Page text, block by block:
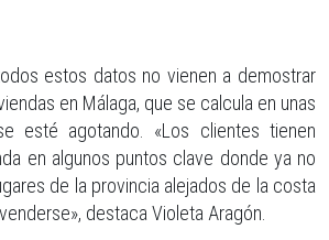
estos datos no vienen a demostrar
en Málaga, que se calcula en unas
esté agotando. «Los clientes tienen
en algunos puntos clave donde ya no
de la provincia alejados de la costa
destaca Violeta Aragón.